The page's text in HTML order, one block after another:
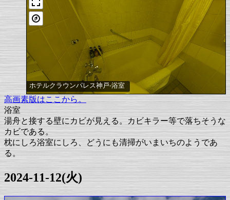
ホテルクラウンパレス神戸-浴室
高画素版はここから。
浴室
湯舟と接する壁にカビが見える。カビキラー等で落ちそうな
カビである。
枕にしろ浴室にしろ、どうにも清掃がいまいちのようであ
る。
2024-11-12(火)